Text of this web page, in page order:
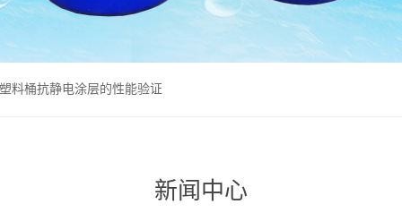
料桶抗静电涂层的性能验证
新闻中心